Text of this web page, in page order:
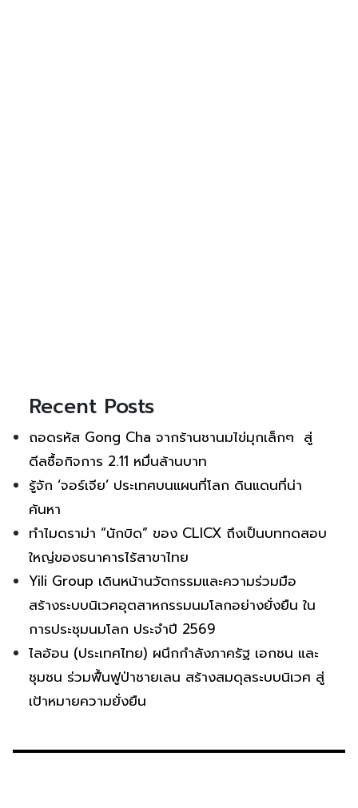
Recent Posts
ถอดรหัส Gong Cha จากร้านชานมไข่มุกเล็กๆ สู่
ดีลซื้อกิจการ 2.11 หมื่นล้านบาท
รู้จัก ‘จอร์เจีย’ ประเทศบนแผนที่โลก ดินแดนที่น่า
ค้นหา
ทำไมดราม่า “นักบิด” ของ CLICX ถึงเป็นบททดสอบ
ใหญ่ของธนาคารไร้สาขาไทย
Yili Group เดินหน้านวัตกรรมและความร่วมมือ
สร้างระบบนิเวศอุตสาหกรรมนมโลกอย่างยั่งยืน ใน
การประชุมนมโลก ประจำปี 2569
ไลอ้อน (ประเทศไทย) ผนึกกำลังภาครัฐ เอกชน และ
ชุมชน ร่วมฟื้นฟูป่าชายเลน สร้างสมดุลระบบนิเวศ สู่
เป้าหมายความยั่งยืน